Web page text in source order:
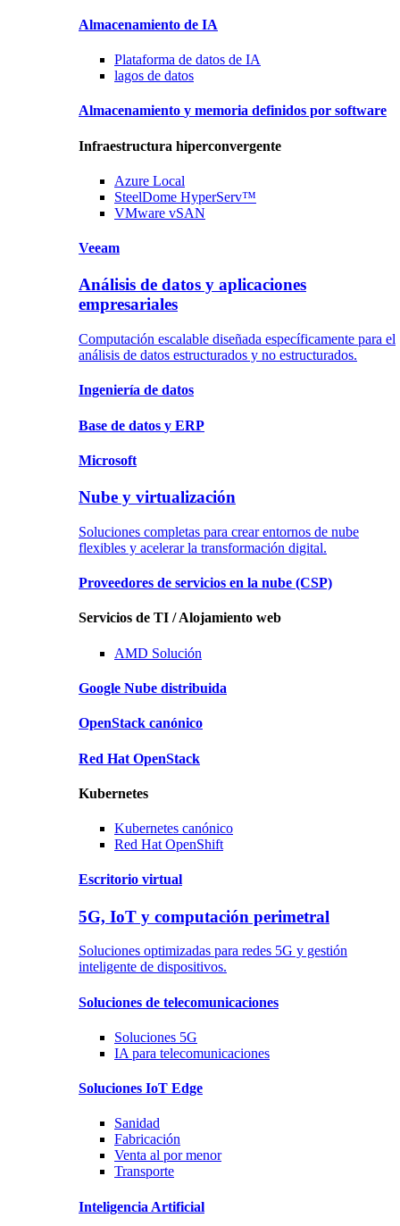
Almacenamiento de IA
Plataforma de datos de IA
lagos de datos
Almacenamiento y memoria definidos por software
Infraestructura hiperconvergente
Azure Local
SteelDome HyperServ™
VMware vSAN
Veeam
Análisis de datos y aplicaciones
empresariales
Computación escalable diseñada específicamente para el
análisis de datos estructurados y no estructurados.
Ingeniería de datos
Base de datos y ERP
Microsoft
Nube y virtualización
Soluciones completas para crear entornos de nube
flexibles y acelerar la transformación digital.
Proveedores de servicios en la nube (CSP)
Servicios de TI / Alojamiento web
AMD Solución
Google Nube distribuida
OpenStack canónico
Red Hat OpenStack
Kubernetes
Kubernetes canónico
Red Hat OpenShift
Escritorio virtual
5G, IoT y computación perimetral
Soluciones optimizadas para redes 5G y gestión
inteligente de dispositivos.
Soluciones de telecomunicaciones
Soluciones 5G
IA para telecomunicaciones
Soluciones IoT Edge
Sanidad
Fabricación
Venta al por menor
Transporte
Inteligencia Artificial